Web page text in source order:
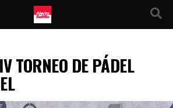
TORNEO DE PÁDEL